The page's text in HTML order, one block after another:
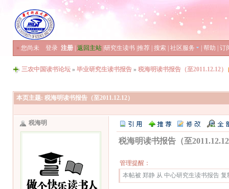
» 您尚未 登录 注册 返回主站 研究生读书 推荐 搜索 社区服务 帮助 订
三农中国读书论坛 » 毕业研究生读书报告 » 税海明读书报告（至2011.12.12）
本页主题: 税海明读书报告（至2011.12.12）
税海明
税海明读书报告（至
管理提醒：
本帖被 郑静 从 中心研究生读书报告